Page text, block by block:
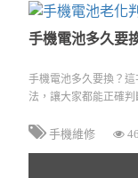
手機電池多久要
手機電池多久要換？
法，讓大家都能正確判
手機維修